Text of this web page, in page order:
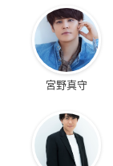
宮野真守